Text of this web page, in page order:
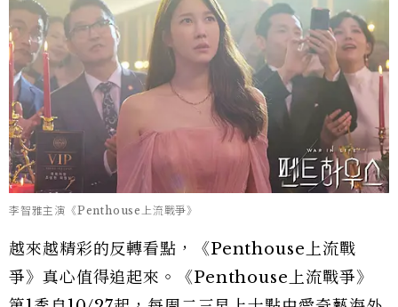
李智雅主演《Penthouse上流戰爭》
越來越精彩的反轉看點，《Penthouse上流戰
爭》真心值得追起來。《Penthouse上流戰爭》